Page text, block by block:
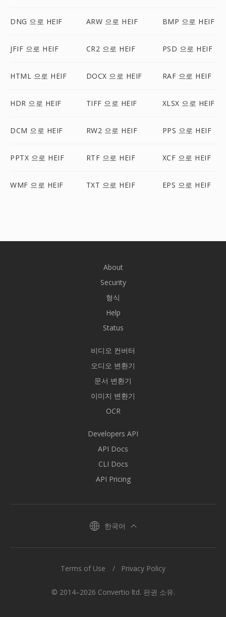
DNG 으로 HEIF ARW 으로 HEIF BMP 으로 HEIF
JFIF 으로 HEIF CR2 으로 HEIF PSD 으로 HEIF
HTML 으로 HEIF DOCX 으로 HEIF RAF 으로 HEIF
HDR 으로 HEIF TIFF 으로 HEIF XLSX 으로 HEIF
DCM 으로 HEIF RW2 으로 HEIF PPS 으로 HEIF
PPTX 으로 HEIF RTF 으로 HEIF XCF 으로 HEIF
WMF 으로 HEIF TXT 으로 HEIF EPS 으로 HEIF
About
Security
형식
Help
Status
비디오 컨버터
오디오 변환기
문서 변환기
이미지 변환기
OCR
Developers API
API Docs
CLI Docs
API Pricing
한국어
© 2014–2026 Convertio ltd. 판권 소유.
Terms of Use Privacy Policy